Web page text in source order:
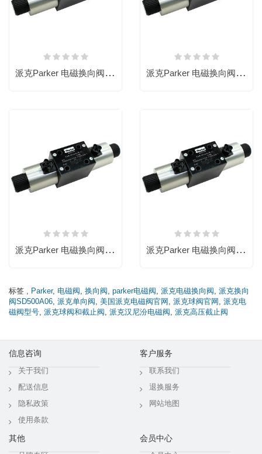
派克Parker 电磁换向阀，D3W020BNJW，原装，电磁阀，三位四通换向阀 派克换向阀 派克Parker 电磁换向阀，D3W004CNJW，原装，电磁阀，三位四通换向阀 派克换向阀
派克Parker 电磁换向阀，D3W020BNGW，原装，电磁阀，三位四通换向阀 派克换向阀 派克Parker 电磁换向阀，D3W015CNJW，原装，电磁阀，三位四通换向阀 派克换向阀
标签 , Parker, 电磁阀, 换向阀, parker电磁阀, 派克电磁换向阀, 派克换向
阀SD500A06, 派克单向阀, 美国派克电磁阀官网 , 派克球阀官网 , 派克电
磁阀型号, 派克球阀和截止阀, 派克汉尼汾电磁阀, 派克高压截止阀
信息咨询
关于我们
配送信息
隐私政策
使用条款
客户服务
联系我们
退换服务
网站地图
其他 会员中心